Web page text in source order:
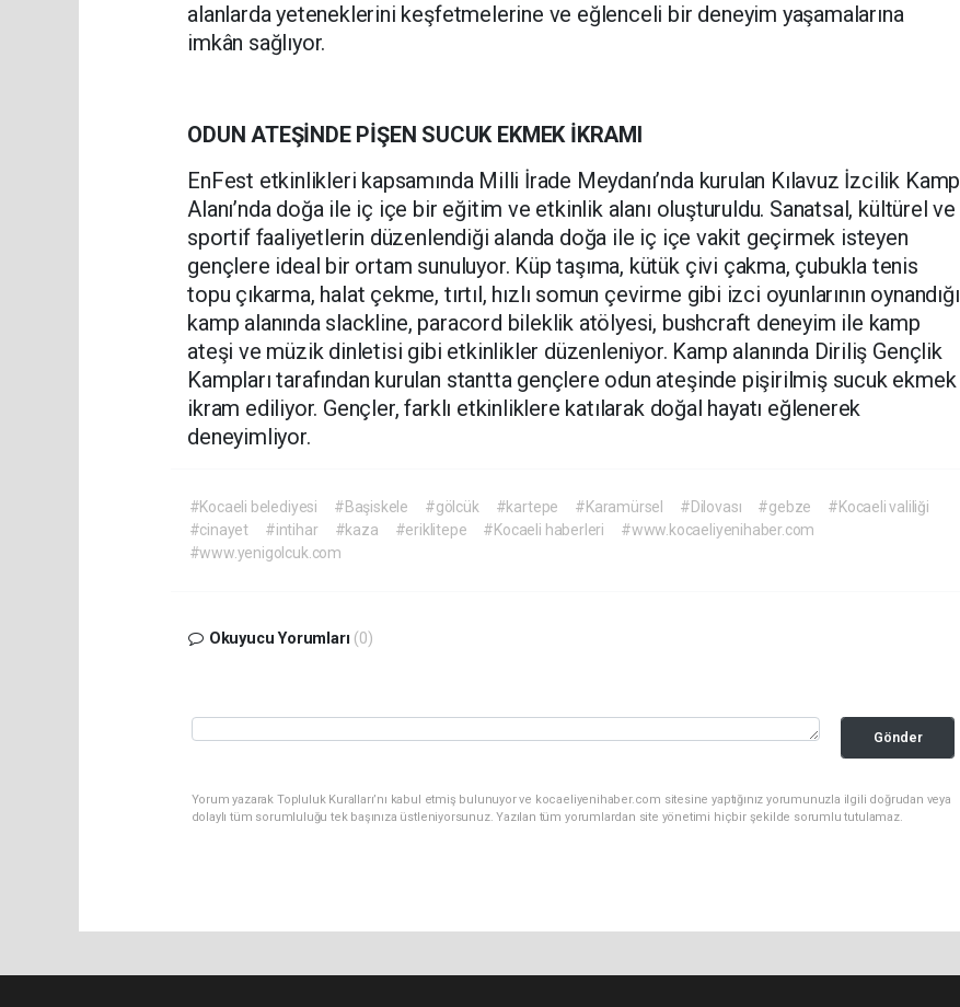
alanlarda yeteneklerini keşfetmelerine ve eğlenceli bir deneyim yaşamalarına
imkân sağlıyor.
ODUN ATEŞİNDE PİŞEN SUCUK EKMEK İKRAMI
EnFest etkinlikleri kapsamında Milli İrade Meydanı’nda kurulan Kılavuz İzcilik Kamp
Alanı’nda doğa ile iç içe bir eğitim ve etkinlik alanı oluşturuldu. Sanatsal, kültürel ve
sportif faaliyetlerin düzenlendiği alanda doğa ile iç içe vakit geçirmek isteyen
gençlere ideal bir ortam sunuluyor. Küp taşıma, kütük çivi çakma, çubukla tenis
topu çıkarma, halat çekme, tırtıl, hızlı somun çevirme gibi izci oyunlarının oynandığı
kamp alanında slackline, paracord bileklik atölyesi, bushcraft deneyim ile kamp
ateşi ve müzik dinletisi gibi etkinlikler düzenleniyor. Kamp alanında Diriliş Gençlik
Kampları tarafından kurulan stantta gençlere odun ateşinde pişirilmiş sucuk ekmek
ikram ediliyor. Gençler, farklı etkinliklere katılarak doğal hayatı eğlenerek
deneyimliyor.
#Kocaeli belediyesi #Başiskele #gölcük #kartepe #Karamürsel #Dilovası #gebze
#Kocaeli valiliği
#cinayet
#intihar #kaza #eriklitepe #Kocaeli haberleri
#www.kocaeliyenihaber.com
#www.yenigolcuk.com
Okuyucu Yorumları (0)
Gönder
Yorum yazarak Topluluk Kuralları’nı kabul etmiş bulunuyor ve kocaeliyenihaber.com sitesine yaptığınız yorumunuzla ilgili doğrudan veya
dolaylı tüm sorumluluğu tek başınıza üstleniyorsunuz. Yazılan tüm yorumlardan site yönetimi hiçbir şekilde sorumlu tutulamaz.